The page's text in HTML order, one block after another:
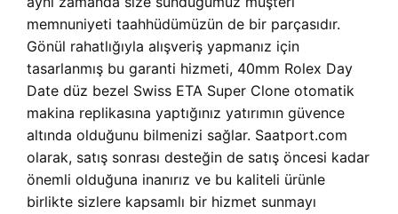
memnuniyeti taahhüdümüzün de bir parçasıdır.
Gönül rahatlığıyla alışveriş yapmanız için
tasarlanmış bu garanti hizmeti, 40mm Rolex Day
Date düz bezel Swiss ETA Super Clone otomatik
makina replikasına yaptığınız yatırımın güvence
altında olduğunu bilmenizi sağlar. Saatport.com
olarak, satış sonrası desteğin de satış öncesi kadar
önemli olduğuna inanırız ve bu kaliteli ürünle
birlikte sizlere kapsamlı bir hizmet sunmayı